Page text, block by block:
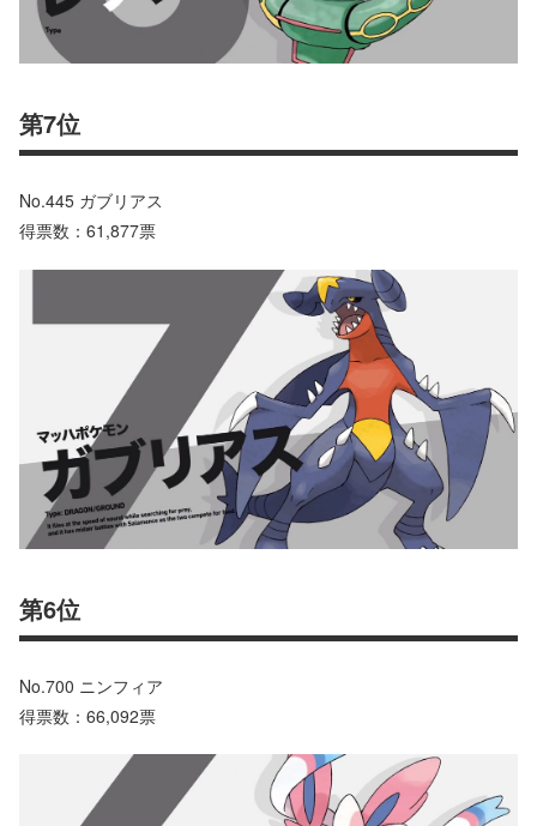
第7位
No.445 ガブリアス
得票数：61,877票
第6位
No.700 ニンフィア
得票数：66,092票